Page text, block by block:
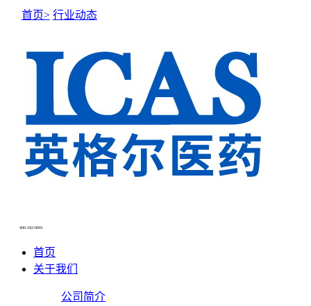
400-182-9001
首页
关于我们
公司简介
NEWS CENTER
首页> 行业动态